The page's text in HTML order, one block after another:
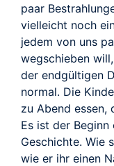
paar
vielleicht noch
jedem von uns
wegschieben
der endgültigen
normal. Die
zu Abend essen,
Es ist der
Geschichte. Wie
wie er ihr einen